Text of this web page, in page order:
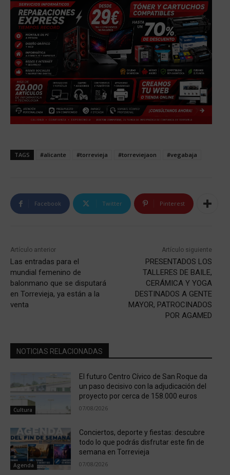
TAGS #alicante #torrevieja #torreviejaon #vegabaja
Facebook Twitter Pinterest
Artículo anterior
Las entradas para el
mundial femenino de
balonmano que se disputará
en Torrevieja, ya están a la
venta
Artículo siguiente
PRESENTADOS LOS
TALLERES DE BAILE,
CERÁMICA Y YOGA
DESTINADOS A GENTE
MAYOR, PATROCINADOS
POR AGAMED
NOTICIAS RELACIONADAS
Cultura
El futuro Centro Cívico de San Roque da
un paso decisivo con la adjudicación del
proyecto por cerca de 158.000 euros
07/08/2026
Agenda
Conciertos, deporte y fiestas: descubre
todo lo que podrás disfrutar este fin de
semana en Torrevieja
07/08/2026